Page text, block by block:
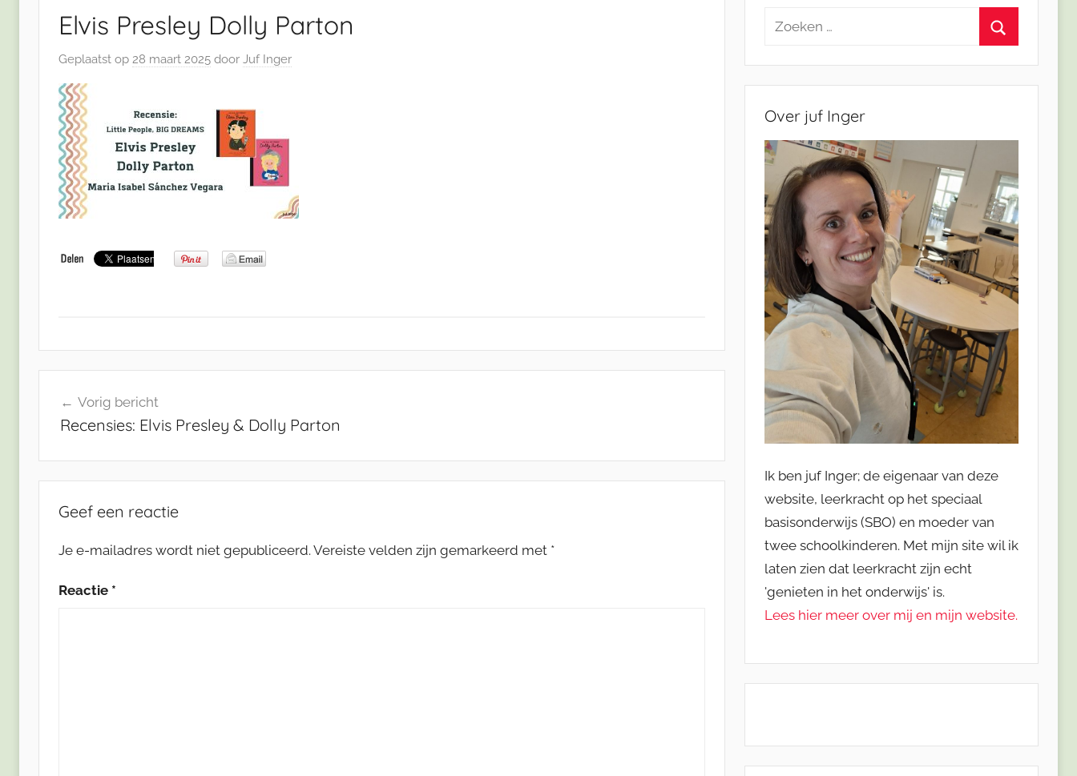
Elvis Presley Dolly Parton
Geplaatst op 28 maart 2025 door Juf Inger
navigatie
Vorig bericht
Recensies: Elvis Presley & Dolly Parton
Geef een reactie
Je e-mailadres wordt niet gepubliceerd. Vereiste velden zijn gemarkeerd met *
Reactie *
Zoeken
Over juf Inger
Ik ben juf Inger; de eigenaar van deze
website, leerkracht op het speciaal
basisonderwijs (SBO) en moeder van
twee schoolkinderen. Met mijn site wil ik
laten zien dat leerkracht zijn echt
'genieten in het onderwijs' is.
Lees hier meer over mij en mijn website.